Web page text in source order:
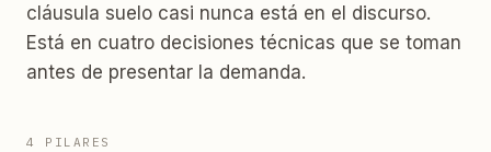
cláusula suelo casi nunca está en el discurso.
Está en cuatro decisiones técnicas que se toman
antes de presentar la demanda.
4 PILARES